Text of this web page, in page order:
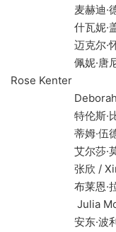
麦赫迪·德比 /
什瓦妮·盖伊 /
迈克尔·怀德
佩妮·唐尼 /
Rose Kenter
Deborah
特伦斯·比斯
蒂姆·伍德沃
艾尔莎·莫利
张欣 / Xin
布莱恩·拉金 /
Julia
安东·波利亚